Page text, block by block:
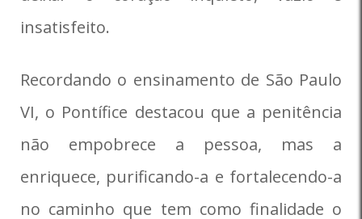
insatisfeito.
Recordando o ensinamento de São Paulo
VI, o Pontífice destacou que a penitência
não empobrece a pessoa, mas a
enriquece, purificando-a e fortalecendo-a
no caminho que tem como finalidade o